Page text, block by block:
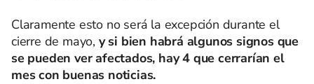
Claramente esto no será la excepción durante el
cierre de mayo, y si bien habrá algunos signos que
se pueden ver afectados, hay 4 que cerrarían el
mes con buenas noticias.